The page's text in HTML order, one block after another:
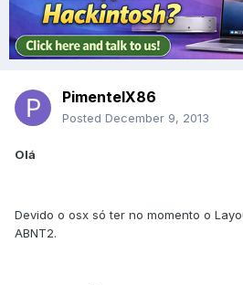
PimentelX86
Posted December 9, 2013
Olá
Devido o osx só ter no momento o
ABNT2.